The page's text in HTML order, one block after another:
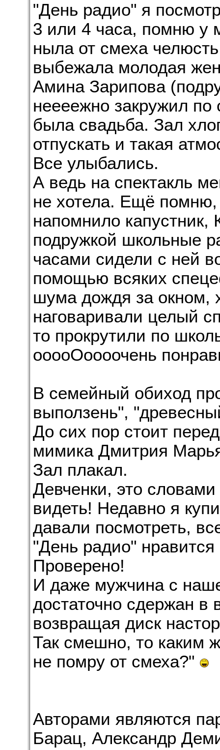
"День радио" я
3 или 4 часа, помню у
ныла от смеха
выбежала молодая
Амина Зарипова
неееежно закружил по
была свадьба. Зал
отпускать и такая
Все улыбались.
А ведь на спектакль
не хотела. Ещё
напомнило
подружкой школьные
часами сидели с ней
помощью всяких
шума дождя за окном,
наговаривали целый
то прокрутили по
ооооОоооочень
В семейный обиход
выползень",
До сих пор стоит
мимика Дмитрия
Зал плакал.
Девченки, это
видеть! Недавно я
давали посмотреть,
"День радио"
Проверено!
И даже мужчина с
достаточно сдержан в
возвращая диск
Так смешно, то каким
не помру от смеха?"
Авторами являются
Барац, Александр